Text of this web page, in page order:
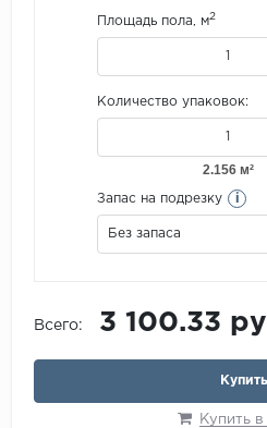
Площадь пола, м2
Количество упаковок:
Запас на подрезку i
Без запаса
Всего: 3 100.33
Купить
Купить в